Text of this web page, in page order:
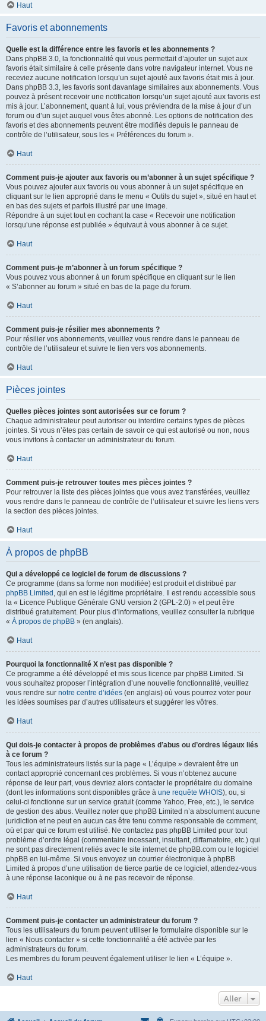
Haut
Favoris et abonnements
Quelle est la différence entre les favoris et les abonnements ?
Dans phpBB 3.0, la fonctionnalité qui vous permettait d’ajouter un sujet aux
favoris était similaire à celle présente dans votre navigateur internet. Vous ne
receviez aucune notification lorsqu’un sujet ajouté aux favoris était mis à jour.
Dans phpBB 3.3, les favoris sont davantage similaires aux abonnements. Vous
pouvez à présent recevoir une notification lorsqu’un sujet ajouté aux favoris est
mis à jour. L’abonnement, quant à lui, vous préviendra de la mise à jour d’un
forum ou d’un sujet auquel vous êtes abonné. Les options de notification des
favoris et des abonnements peuvent être modifiés depuis le panneau de
contrôle de l’utilisateur, sous les « Préférences du forum ».
Haut
Comment puis-je ajouter aux favoris ou m’abonner à un sujet spécifique ?
Vous pouvez ajouter aux favoris ou vous abonner à un sujet spécifique en
cliquant sur le lien approprié dans le menu « Outils du sujet », situé en haut et
en bas des sujets et parfois illustré par une image.
Répondre à un sujet tout en cochant la case « Recevoir une notification
lorsqu’une réponse est publiée » équivaut à vous abonner à ce sujet.
Haut
Comment puis-je m’abonner à un forum spécifique ?
Vous pouvez vous abonner à un forum spécifique en cliquant sur le lien
« S’abonner au forum » situé en bas de la page du forum.
Haut
Comment puis-je résilier mes abonnements ?
Pour résilier vos abonnements, veuillez vous rendre dans le panneau de
contrôle de l’utilisateur et suivre le lien vers vos abonnements.
Haut
Pièces jointes
Quelles pièces jointes sont autorisées sur ce forum ?
Chaque administrateur peut autoriser ou interdire certains types de pièces
jointes. Si vous n’êtes pas certain de savoir ce qui est autorisé ou non, nous
vous invitons à contacter un administrateur du forum.
Haut
Comment puis-je retrouver toutes mes pièces jointes ?
Pour retrouver la liste des pièces jointes que vous avez transférées, veuillez
vous rendre dans le panneau de contrôle de l’utilisateur et suivre les liens vers
la section des pièces jointes.
Haut
À propos de phpBB
Qui a développé ce logiciel de forum de discussions ?
Ce programme (dans sa forme non modifiée) est produit et distribué par
phpBB Limited , qui en est le légitime propriétaire. Il est rendu accessible sous
la « Licence Publique Générale GNU version 2 (GPL-2.0) » et peut être
distribué gratuitement. Pour plus d’informations, veuillez consulter la rubrique
« À propos de phpBB » (en anglais).
Haut
Pourquoi la fonctionnalité X n’est pas disponible ?
Ce programme a été développé et mis sous licence par phpBB Limited. Si
vous souhaitez proposer l’intégration d’une nouvelle fonctionnalité, veuillez
vous rendre sur notre centre d’idées (en anglais) où vous pourrez voter pour
les idées soumises par d’autres utilisateurs et suggérer les vôtres.
Haut
Qui dois-je contacter à propos de problèmes d’abus ou d’ordres légaux liés
à ce forum ?
Tous les administrateurs listés sur la page « L’équipe » devraient être un
contact approprié concernant ces problèmes. Si vous n’obtenez aucune
réponse de leur part, vous devriez alors contacter le propriétaire du domaine
(dont les informations sont disponibles grâce à une requête WHOIS), ou, si
celui-ci fonctionne sur un service gratuit (comme Yahoo, Free, etc.), le service
de gestion des abus. Veuillez noter que phpBB Limited n’a absolument aucune
juridiction et ne peut en aucun cas être tenu comme responsable de comment,
où et par qui ce forum est utilisé. Ne contactez pas phpBB Limited pour tout
problème d’ordre légal (commentaire incessant, insultant, diffamatoire, etc.) qui
ne sont pas directement reliés avec le site internet de phpBB.com ou le logiciel
phpBB en lui-même. Si vous envoyez un courrier électronique à phpBB
Limited à propos d’une utilisation de tierce partie de ce logiciel, attendez-vous
à une réponse laconique ou à ne pas recevoir de réponse.
Haut
Comment puis-je contacter un administrateur du forum ?
Tous les utilisateurs du forum peuvent utiliser le formulaire disponible sur le
lien « Nous contacter » si cette fonctionnalité a été activée par les
administrateurs du forum.
Les membres du forum peuvent également utiliser le lien « L’équipe ».
Haut
Aller